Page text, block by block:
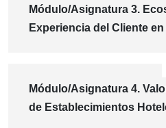
Módulo/Asignatura 3.
Experiencia del Cliente
Módulo/Asignatura 4.
de Establecimientos